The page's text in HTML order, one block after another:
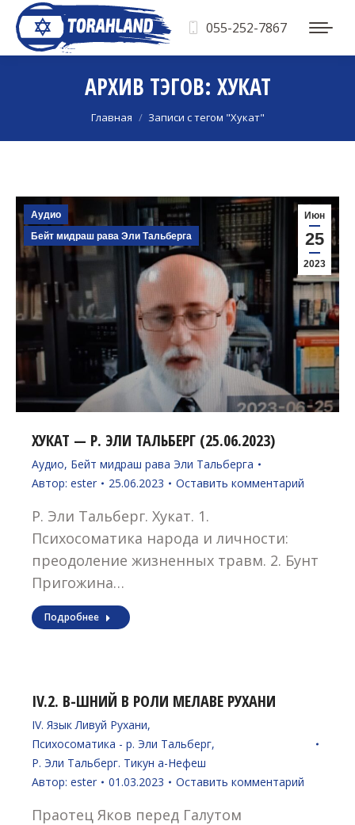
055-252-7867
АРХИВ ТЭГОВ: ХУКАТ
Вы здесь:
Главная Записи с тегом "Хукат"
Июн
25
2023
Аудио
Бейт мидраш рава Эли Тальберга
ХУКАТ — Р. ЭЛИ ТАЛЬБЕРГ (25.06.2023)
Аудио, Бейт мидраш рава Эли Тальберга
Автор: ester 25.06.2023 Оставить комментарий
Р. Эли Тальберг. Хукат. 1.
Психосоматика народа и личности:
преодоление жизненных травм. 2. Бунт
Пригожина…
Подробнее
IV.2. В-ШНИЙ В РОЛИ МЕЛАВЕ РУХАНИ
IV. Язык Ливуй Рухани,
Психосоматика - р. Эли Тальберг,
Р. Эли Тальберг. Тикун а-Нефеш
Автор: ester 01.03.2023 Оставить комментарий
Праотец Яков перед Галутом